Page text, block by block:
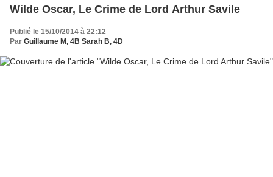
Wilde Oscar, Le Crime de Lord Arthur Savile
Publié le 15/10/2014 à 22:12
Par Guillaume M, 4B Sarah B, 4D